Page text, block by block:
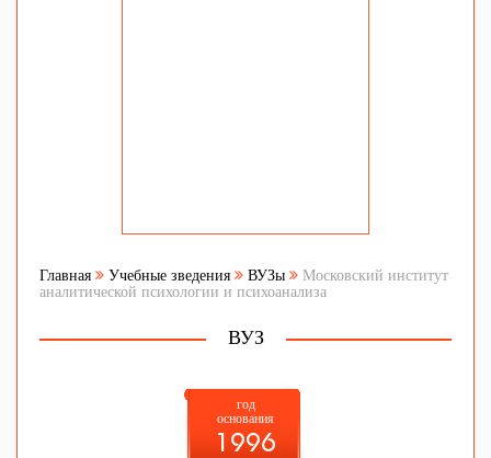
Главная Учебные зведения ВУЗы
Московский институт
аналитической психологии и психоанализа
ВУЗ
год
основания
1996